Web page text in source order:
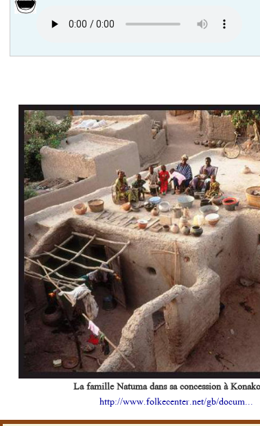
La famille Natuma dans sa concession à
http://www.folkecenter.net/gb/docum...